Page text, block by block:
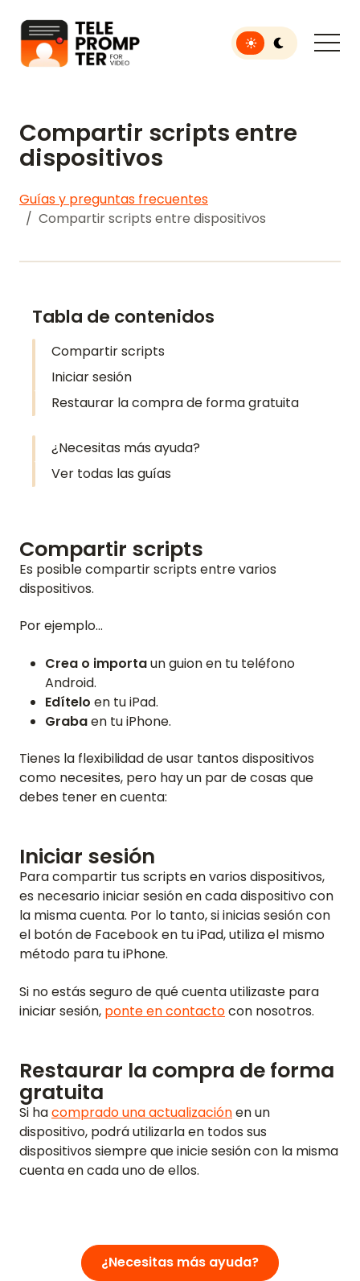
Teleprompter para video
Toggle light or dark
INICIO
FUNCIONES
VÍDEO
SOPORTE
GUÍAS Y PREGUNTAS FRECUENTES
BLOG
Compartir scripts entre
dispositivos
Guías y preguntas frecuentes
Compartir scripts entre dispositivos
Tabla de contenidos
Compartir scripts
Iniciar sesión
Restaurar la compra de forma gratuita
¿Necesitas más ayuda?
Ver todas las guías
Compartir scripts
Es posible compartir scripts entre varios
dispositivos.
Por ejemplo...
Crea o importaun guion en tu teléfono
Android.
Edítelo en tu iPad.
Grabaen tu iPhone.
Tienes la flexibilidad de usar tantos dispositivos
como necesites, pero hay un par de cosas que
debes tener en cuenta:
Iniciar sesión
Para compartir tus scripts en varios dispositivos,
es necesario iniciar sesión en cada dispositivo con
la misma cuenta. Por lo tanto, si inicias sesión con
el botón de Facebook en tu iPad, utiliza el mismo
método para tu iPhone.
Si no estás seguro de qué cuenta utilizaste para
iniciar sesión, ponte en contactocon nosotros.
Restaurar la compra de forma
gratuita
Si hacomprado una actualizaciónen un
dispositivo, podrá utilizarla en todos sus
dispositivos siempre que inicie sesión con la misma
cuenta en cada uno de ellos.
¿Necesitas más ayuda?